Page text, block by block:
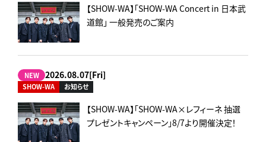
【SHOW-WA】「SHOW-WA Concert in 日本武
道館」 一般発売のご案内
NEW 2026.08.07[Fri]
SHOW-WA お知らせ
【SHOW-WA】「SHOW-WA×レフィーネ 抽選
プレゼントキャンペーン」8/7より開催決定！